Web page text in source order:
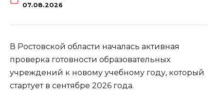
07.08.2026
В Ростовской области началась активная
проверка готовности образовательных
учреждений к новому учебному году, который
стартует в сентябре 2026 года.